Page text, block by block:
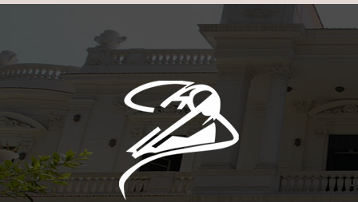
Skip to main content